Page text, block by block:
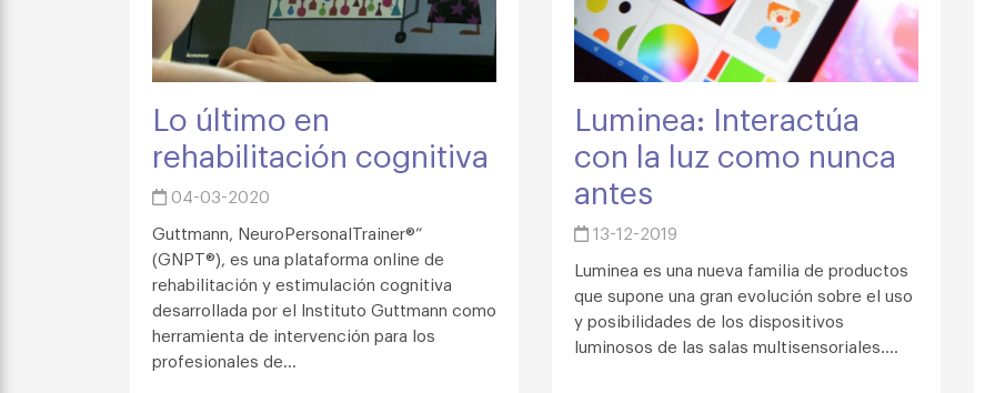
Lo último en
rehabilitación cognitiva
04-03-2020
Guttmann, NeuroPersonalTrainer®”
(GNPT®), es una plataforma online de
rehabilitación y estimulación cognitiva
desarrollada por el Instituto Guttmann como
herramienta de intervención para los
profesionales de...
Luminea: Interactúa
con la luz como nunca
antes
13-12-2019
Luminea es una nueva familia de productos
que supone una gran evolución sobre el uso
y posibilidades de los dispositivos
luminosos de las salas multisensoriales....